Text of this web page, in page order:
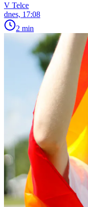
V Telce
dnes, 17:08
2 min